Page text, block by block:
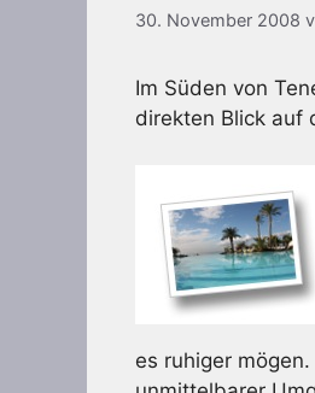
30. November 2008
Im Süden von
direkten Blick auf
es ruhiger